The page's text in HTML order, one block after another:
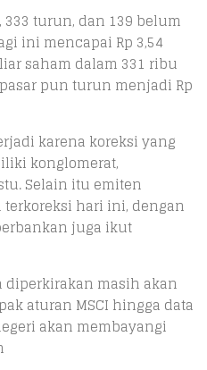
turun, dan 139 belum
ini mencapai Rp 3,54
saham dalam 331 ribu
pun turun menjadi Rp
karena koreksi yang
konglomerat,
Selain itu emiten
hari ini, dengan
juga ikut
diperkirakan masih akan
aturan MSCI hingga data
akan membayangi